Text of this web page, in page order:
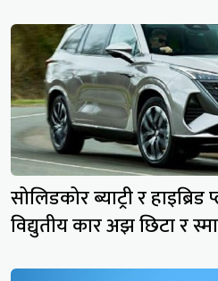
सोलिडकोर ब्याट्री र
विद्युतीय कार अझ छिटा र